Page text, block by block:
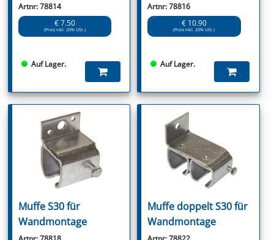
Artnr: 78814
€ 7.50
(Preis inkl. 20% USt.)
Auf Lager.
Artnr: 78816
€ 10.90
(Preis inkl. 20% USt.)
Auf Lager.
Muffe S30 für
Wandmontage
Muffe doppelt S30 für
Wandmontage